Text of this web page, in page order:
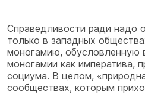
Справедливости ради надо
только в западных
моногамию, обусловленную
моногамии как императива,
социума. В целом,
сообществах, которым